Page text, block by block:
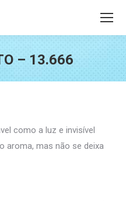
– 13.666
como a luz e invisível
aroma, mas não se deixa